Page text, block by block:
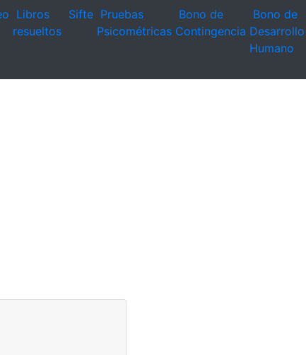
Libros
resueltos
Sifte Pruebas
Psicométricas
Bono de
Contingencia
Bono de
Desarrollo
Humano